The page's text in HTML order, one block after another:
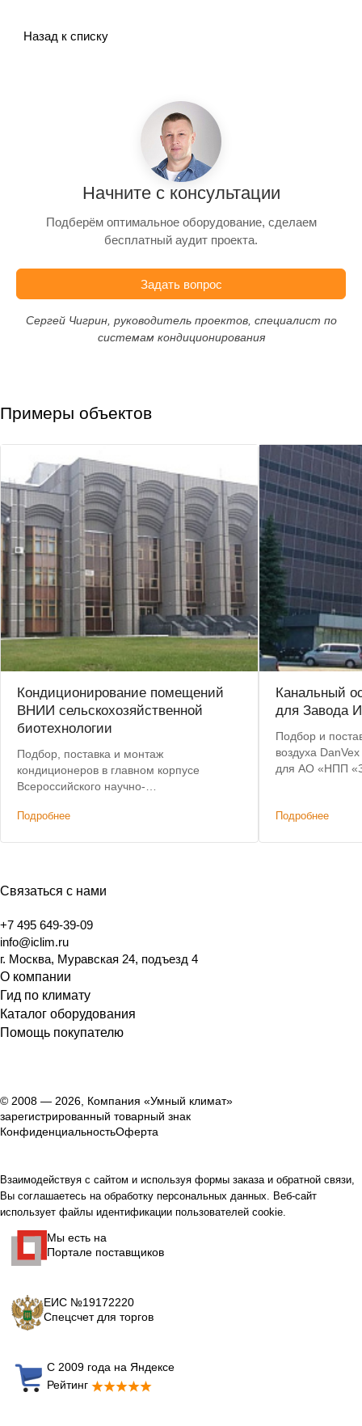
Назад к списку
Начните с консультации
Подберём оптимальное оборудование, сделаем
бесплатный аудит проекта.
Задать вопрос
Сергей Чигрин, руководитель проектов, специалист по
системам кондиционирования
Примеры объектов
Кондиционирование помещений
ВНИИ сельскохозяйственной
биотехнологии
Подбор, поставка и монтаж
кондиционеров в главном корпусе
Всероссийского научно-
сельскохозяйственной биотехнологии.
Подробнее
Канальный
для Завода
Подбор и
воздуха
для АО «НПП
Ульяновске.
Подробнее
Связаться с нами
+7 495 649-39-09
info@iclim.ru
г. Москва, Муравская 24, подъезд 4
О компании
Гид по климату
Каталог оборудования
Помощь покупателю
© 2008 — 2026, Компания «Умный климат»
зарегистрированный товарный знак
КонфиденциальностьОферта
Взаимодействуя с сайтом и используя формы заказа и обратной связи,
Вы соглашаетесь на обработку персональных данных. Веб-сайт
использует файлы идентификации пользователей cookie.
Мы есть на
Портале поставщиков
ЕИС №19172220
Спецсчет для торгов
С 2009 года на Яндексе
Рейтинг